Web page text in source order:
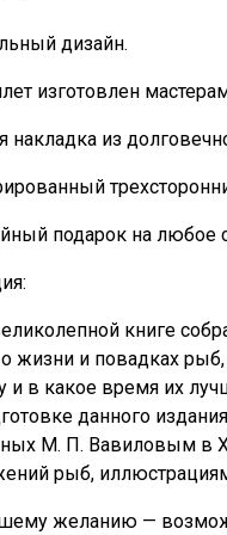
дизайн.
изготовлен
накладка из
подарок на любое
книге
о жизни и повадках
и в какое время их
данного
М. П. Вавиловым в
рыб,
желанию —